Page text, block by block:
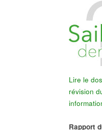
Lire le
révision
Rapport